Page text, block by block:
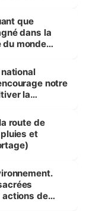
que
dans la
du monde
national
notre
la
route de
et
actions de